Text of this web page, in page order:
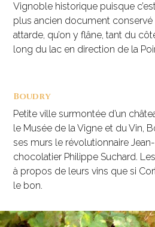
Vignoble historique puisque
plus ancien document conservé
attarde, qu’on y flâne, tant du
long du lac en direction de la
Boudry
Petite ville surmontée d’un
le Musée de la Vigne et du Vin,
ses murs le révolutionnaire
chocolatier Philippe Suchard.
à propos de leurs vins que si
le bon.